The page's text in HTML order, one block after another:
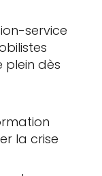
service
plein dès
la crise